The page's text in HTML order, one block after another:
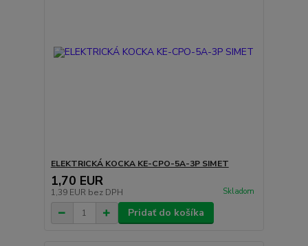
ELEKTRICKÁ KOCKA KE-CPO-5A-3P SIMET
1,70 EUR
1,39 EUR bez DPH Skladom
Pridať do košíka